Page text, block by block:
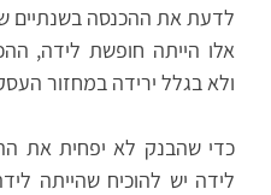
לדעת את ההכנסה בשנתיים
אלו הייתה חופשת לידה,
ולא בגלל ירידה במחזור
כדי שהבנק לא יפחית את
לידה יש להוכיח שהייתה